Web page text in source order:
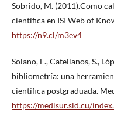
Sobrido, M. (2011).Como
científica en ISI Web of
https://n9.cl/m3ev4
Solano, E., Catellanos, S.,
bibliometría: una
científica postgraduada.
https://medisur.sld.cu/